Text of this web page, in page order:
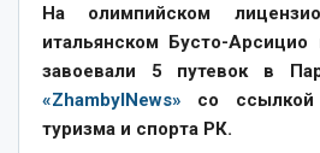
На олимпийском
итальянском Бусто-Арсицио
завоевали 5 путевок в
«ZhambylNews» со ссылкой
туризма и спорта РК.